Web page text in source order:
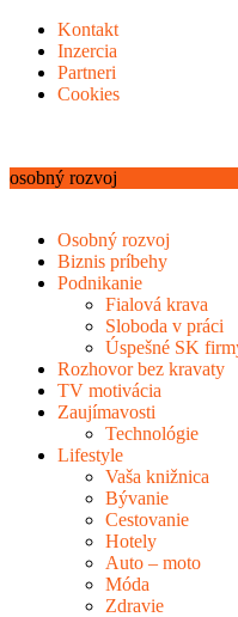
Kontakt
Inzercia
Partneri
Cookies
osobný rozvoj
Osobný rozvoj
Biznis príbehy
Podnikanie
Fialová krava
Sloboda v práci
Úspešné SK
Rozhovor bez kravaty
TV motivácia
Zaujímavosti
Technológie
Lifestyle
Vaša knižnica
Bývanie
Cestovanie
Hotely
Auto – moto
Móda
Zdravie